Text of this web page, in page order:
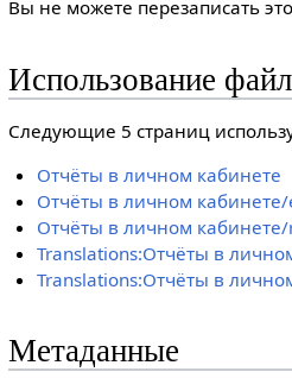
Вы не можете перезаписать
Использование
Следующие 5 страниц
Отчёты в личном кабинете
Отчёты в личном
Отчёты в личном кабинете/
Translations:Отчёты в
Translations:Отчёты в
Метаданные